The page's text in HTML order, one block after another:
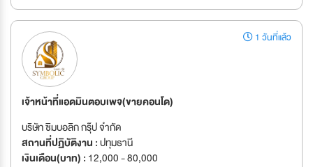
1 วันที่แล้ว
เจ้าหน้าที่แอดมินตอบเพจ(ขายคอนโด)
บริษัท ซิมบอลิก กรุ๊ป จำกัด
สถานที่ปฏิบัติงาน :ปทุมธานี
เงินเดือน(บาท) : 12,000 - 80,000